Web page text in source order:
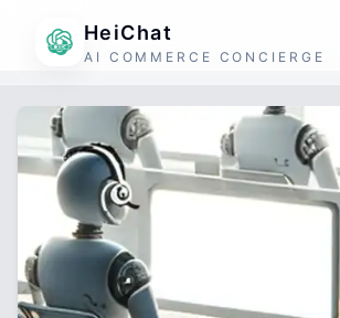
HeiChat
AI COMMERCE CONCIERGE